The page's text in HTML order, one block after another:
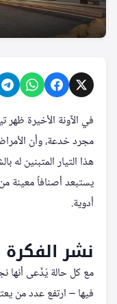
في الآونة الأخيرة ظهر
مجرد خدعة، وأن
هذا التيار المتبنين
يستبعد أصنافاً معينة
أدوية.
نشر الفكرة
مع كل حالة يُدَّعى أنها
فيها – ارتفع عدد من